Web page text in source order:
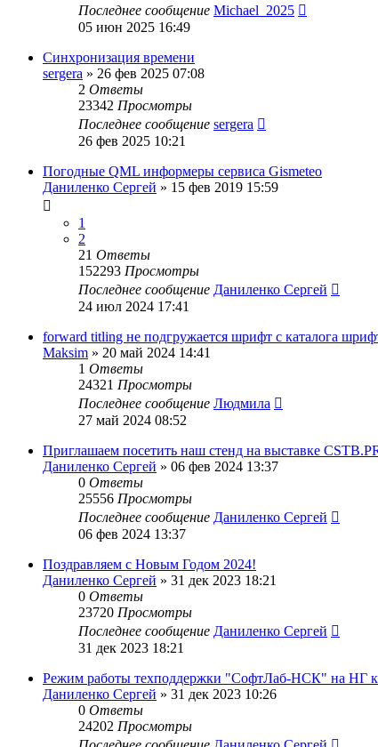
Последнее сообщение Michael_2025
05 июн 2025 16:49
Синхронизация времени
sergera » 26 фев 2025 07:08
2 Ответы
23342 Просмотры
Последнее сообщение sergera
26 фев 2025 10:21
Погодные QML информеры сервиса Gismeteo
Даниленко Сергей » 15 фев 2019 15:59
1
2
21 Ответы
152293 Просмотры
Последнее сообщение Даниленко Сергей
24 июл 2024 17:41
forward titling не подгружается шрифт с каталога
Maksim » 20 май 2024 14:41
1 Ответы
24321 Просмотры
Последнее сообщение Людмила
27 май 2024 08:52
Приглашаем посетить наш стенд на выставке
Даниленко Сергей » 06 фев 2024 13:37
0 Ответы
25556 Просмотры
Последнее сообщение Даниленко Сергей
06 фев 2024 13:37
Поздравляем с Новым Годом 2024!
Даниленко Сергей » 31 дек 2023 18:21
0 Ответы
23720 Просмотры
Последнее сообщение Даниленко Сергей
31 дек 2023 18:21
Режим работы техподдержки "СофтЛаб-НСК" на НГ
Даниленко Сергей » 31 дек 2023 10:26
0 Ответы
24202 Просмотры